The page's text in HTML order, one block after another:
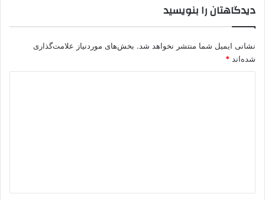
دیدگاهتان را بنویسید
نشانی ایمیل شما منتشر نخواهد شد. بخش‌های موردنیاز علامت‌گذاری
شده‌اند *